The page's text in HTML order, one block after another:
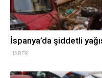
HABER
İspanya’da şiddetli